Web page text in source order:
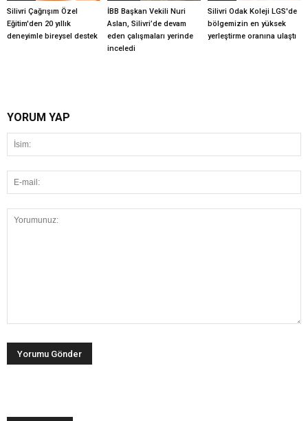
Silivri Çağrışım Özel
Eğitim'den 20 yıllık
deneyimle bireysel destek
İBB Başkan Vekili Nuri
Aslan, Silivri’de devam
eden çalışmaları yerinde
inceledi
Silivri Odak Koleji LGS'de
bölgemizin en yüksek
yerleştirme oranına ulaştı
YORUM YAP